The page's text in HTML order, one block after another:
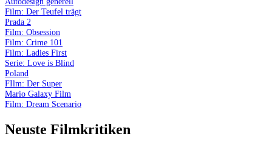
Film: Der Teufel trägt
Prada 2
Film: Obsession
Film: Crime 101
Film: Ladies First
Serie: Love is Blind
Poland
FIlm: Der Super
Mario Galaxy Film
Film: Dream Scenario
Neuste Filmkritiken